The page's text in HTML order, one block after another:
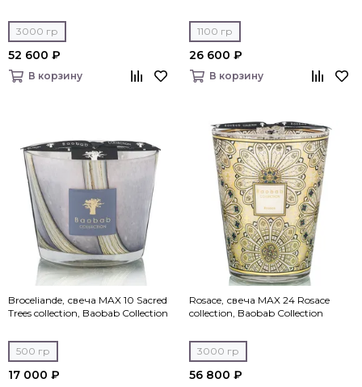
3000 гр
52 600 ₽
В корзину
1100 гр
26 600 ₽
В корзину
Broceliande, свеча MAX 10 Sacred
Trees collection, Baobab Collection
500 гр
17 000 ₽
Rosace, свеча MAX 24 Rosace
collection, Baobab Collection
3000 гр
56 800 ₽